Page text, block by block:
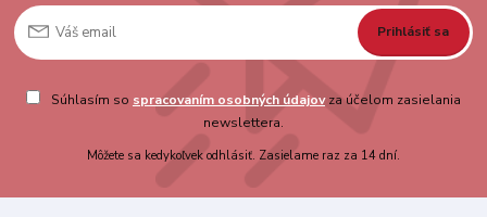
Prihlásiť sa
Súhlasím so spracovaním osobných údajovza účelom zasielania
newslettera.
Môžete sa kedykoľvek odhlásiť. Zasielame raz za 14 dní.